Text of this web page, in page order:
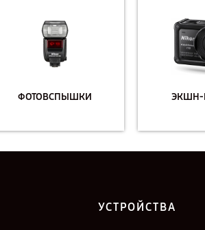
ФОТОВСПЫШКИ ЭКШН-
УСТРОЙСТВА